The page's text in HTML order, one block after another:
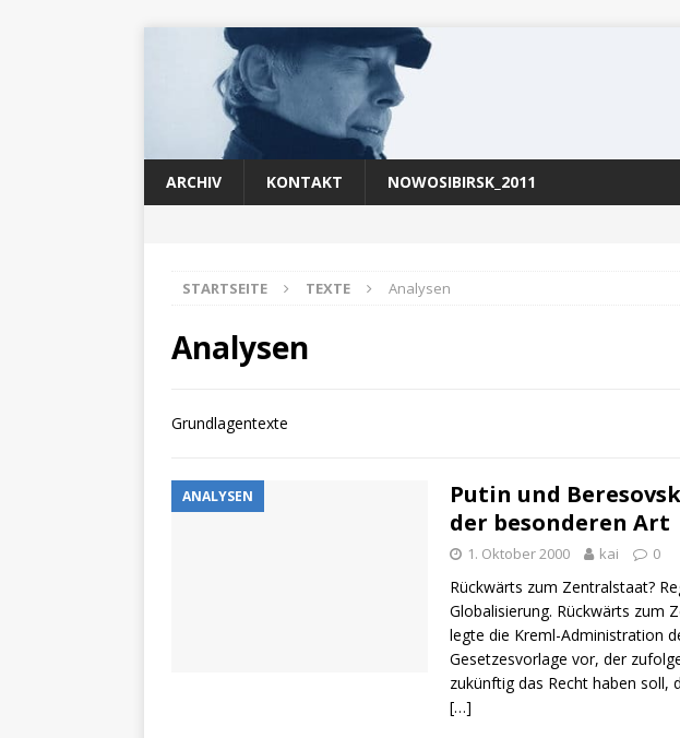
ARCHIV KONTAKT NOWOSIBIRSK_2011
STARTSEITE TEXTE Analysen
Analysen
Grundlagentexte
ANALYSEN
Putin und
der besonderen Art
1. Oktober 2000 kai 0
Rückwärts zum Zentralstaat?
Globalisierung. Rückwärts zum
legte die Kreml-Administration
Gesetzesvorlage vor, der
zukünftig das Recht haben soll,
[…]